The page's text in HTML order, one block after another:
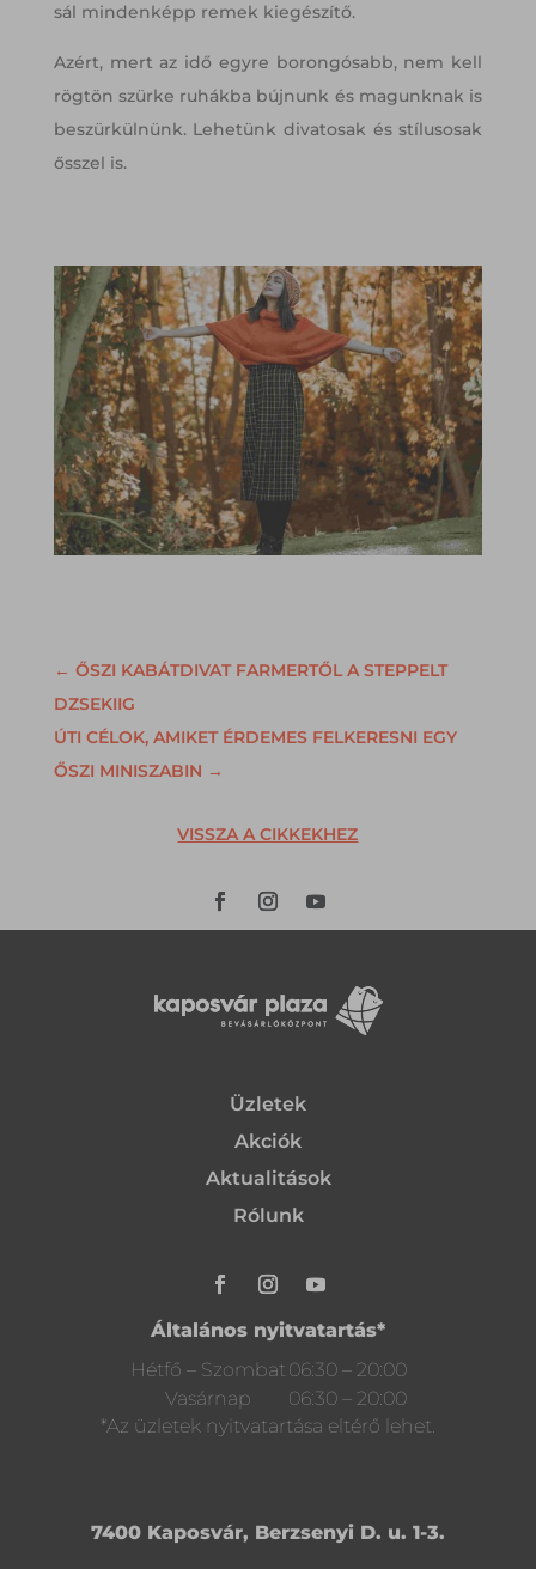
sál mindenképp remek kiegészítő.
Azért, mert az idő egyre borongósabb, nem kell
rögtön szürke ruhákba bújnunk és magunknak is
beszürkülnünk. Lehetünk divatosak és stílusosak
ősszel is.
← ŐSZI KABÁTDIVAT FARMERTŐL A STEPPELT
DZSEKIIG
ÚTI CÉLOK, AMIKET ÉRDEMES FELKERESNI EGY
ŐSZI MINISZABIN →
VISSZA A CIKKEKHEZ
Üzletek
Akciók
Aktualitások
Rólunk
Általános nyitvatartás*
Hétfő – Szombat 06:30 – 20:00
Vasárnap
06:30 – 20:00
*Az üzletek nyitvatartása eltérő lehet.
7400 Kaposvár, Berzsenyi D. u. 1-3.